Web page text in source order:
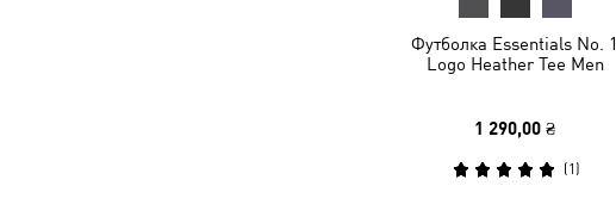
Футболка Essentials No. 1
Logo Heather Tee Men
1 290,00 ₴
(1 )